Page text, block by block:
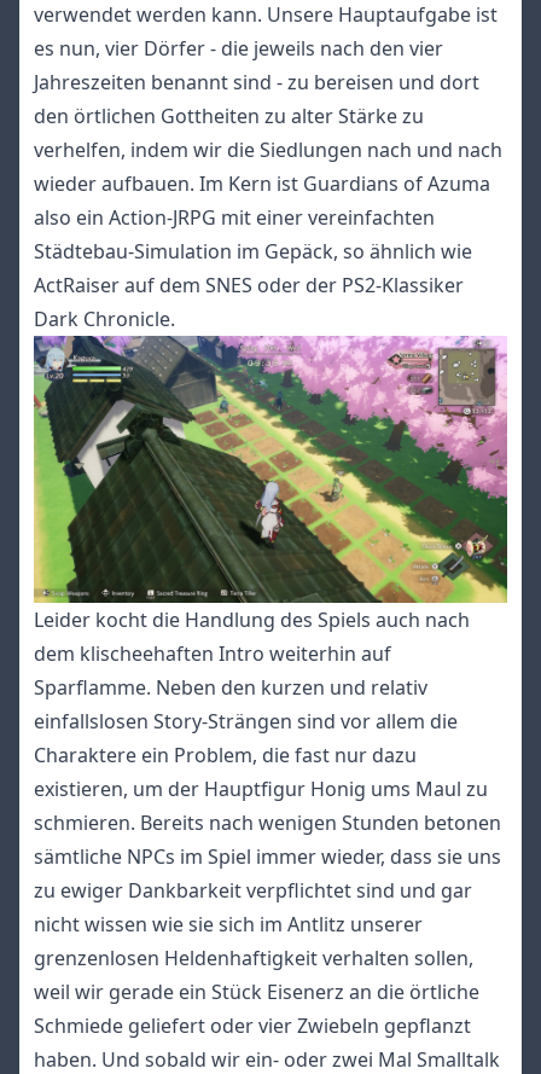
verwendet werden kann. Unsere Hauptaufgabe ist
es nun, vier Dörfer - die jeweils nach den vier
Jahreszeiten benannt sind - zu bereisen und dort
den örtlichen Gottheiten zu alter Stärke zu
verhelfen, indem wir die Siedlungen nach und nach
wieder aufbauen. Im Kern ist Guardians of Azuma
also ein Action-JRPG mit einer vereinfachten
Städtebau-Simulation im Gepäck, so ähnlich wie
ActRaiser auf dem SNES oder der PS2-Klassiker
Dark Chronicle.
Leider kocht die Handlung des Spiels auch nach
dem klischeehaften Intro weiterhin auf
Sparflamme. Neben den kurzen und relativ
einfallslosen Story-Strängen sind vor allem die
Charaktere ein Problem, die fast nur dazu
existieren, um der Hauptfigur Honig ums Maul zu
schmieren. Bereits nach wenigen Stunden betonen
sämtliche NPCs im Spiel immer wieder, dass sie uns
zu ewiger Dankbarkeit verpflichtet sind und gar
nicht wissen wie sie sich im Antlitz unserer
grenzenlosen Heldenhaftigkeit verhalten sollen,
weil wir gerade ein Stück Eisenerz an die örtliche
Schmiede geliefert oder vier Zwiebeln gepflanzt
haben. Und sobald wir ein- oder zwei Mal Smalltalk